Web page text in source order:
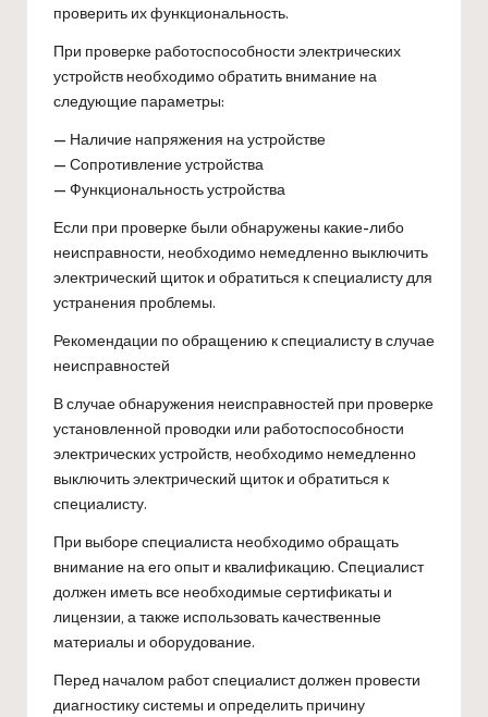
проверить их функциональность.
При проверке работоспособности электрических
устройств необходимо обратить внимание на
следующие параметры:
— Наличие напряжения на устройстве
— Сопротивление устройства
— Функциональность устройства
Если при проверке были обнаружены какие-либо
неисправности, необходимо немедленно выключить
электрический щиток и обратиться к специалисту для
устранения проблемы.
Рекомендации по обращению к специалисту в случае
неисправностей
В случае обнаружения неисправностей при проверке
установленной проводки или работоспособности
электрических устройств, необходимо немедленно
выключить электрический щиток и обратиться к
специалисту.
При выборе специалиста необходимо обращать
внимание на его опыт и квалификацию. Специалист
должен иметь все необходимые сертификаты и
лицензии, а также использовать качественные
материалы и оборудование.
Перед началом работ специалист должен провести
диагностику системы и определить причину